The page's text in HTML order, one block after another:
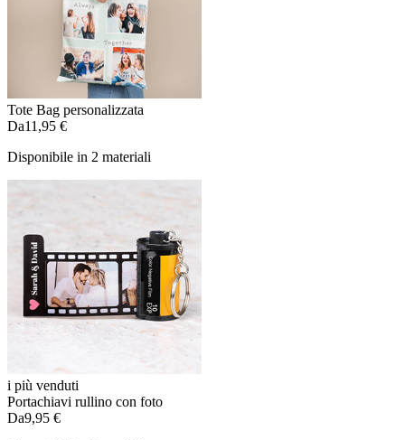
Tote Bag personalizzata
Da11,95 €
Disponibile in 2 materiali
i più venduti
Portachiavi rullino con foto
Da9,95 €